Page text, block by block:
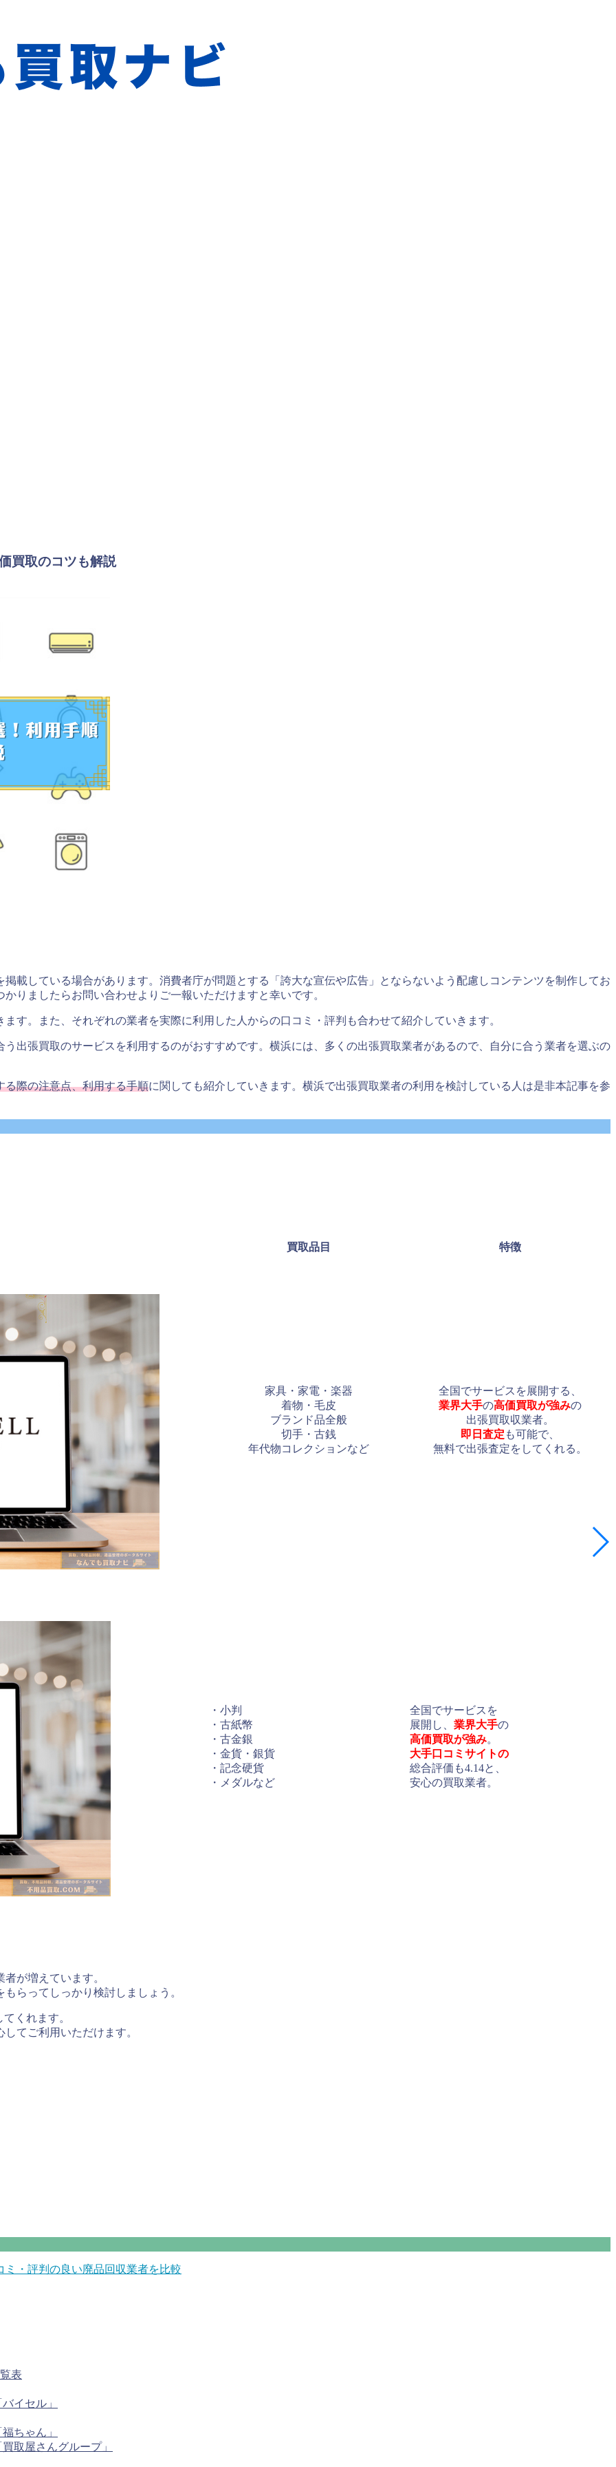
買取のコツも解説
載している場合があります。消費者庁が問題とする「誇大な宣伝や広告」とならないよう配慮しコンテンツを制作してお
りましたらお問い合わせよりご一報いただけますと幸いです。
ます。また、それぞれの業者を実際に利用した人からの口コミ・評判も合わせて紹介していきます。
出張買取のサービスを利用するのがおすすめです。横浜には、多くの出張買取業者があるので、自分に合う業者を選ぶの
る際の注意点、利用する手順に関しても紹介していきます。 横浜で出張買取業者の利用を検討している人は是非本記事を参
買取品目 特徴
家具・家電・楽器
着物・毛皮
ブランド品全般
切手・古銭
年代物コレクションなど
全国でサービスを展開する、
業界大手の高価買取が強みの
出張買取収業者。
即日査定 も可能で、
無料で出張査定をしてくれる。
・小判
・古紙幣
・古金銀
・金貨・銀貨
・記念硬貨
・メダルなど
全国でサービスを
展開し、 業界大手の
高価買取が強み。
大手口コミサイトの
総合評価も4.14と、
安心の買取業者。
が増えています。
らってしっかり検討しましょう。
てくれます。
てご利用いただけます。
・評判の良い廃品回収業者を比較
表
イセル」
ちゃん」
取屋さんグループ」